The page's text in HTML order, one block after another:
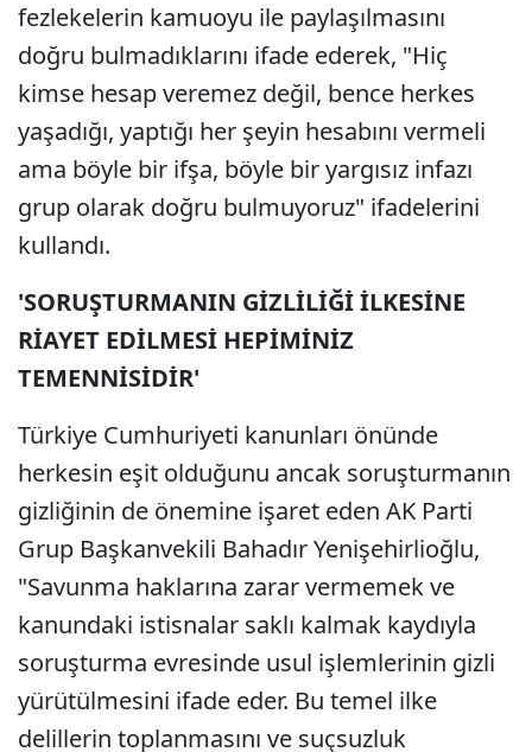
fezlekelerin kamuoyu ile paylaşılmasını
doğru bulmadıklarını ifade ederek, "Hiç
kimse hesap veremez değil, bence herkes
yaşadığı, yaptığı her şeyin hesabını vermeli
ama böyle bir ifşa, böyle bir yargısız infazı
grup olarak doğru bulmuyoruz" ifadelerini
kullandı.
'SORUŞTURMANIN GİZLİLİĞİ İLKESİNE
RİAYET EDİLMESİ HEPİMİNİZ
TEMENNİSİDİR'
Türkiye Cumhuriyeti kanunları önünde
herkesin eşit olduğunu ancak soruşturmanın
gizliğinin de önemine işaret eden AK Parti
Grup Başkanvekili Bahadır Yenişehirlioğlu,
"Savunma haklarına zarar vermemek ve
kanundaki istisnalar saklı kalmak kaydıyla
soruşturma evresinde usul işlemlerinin gizli
yürütülmesini ifade eder. Bu temel ilke
delillerin toplanmasını ve suçsuzluk